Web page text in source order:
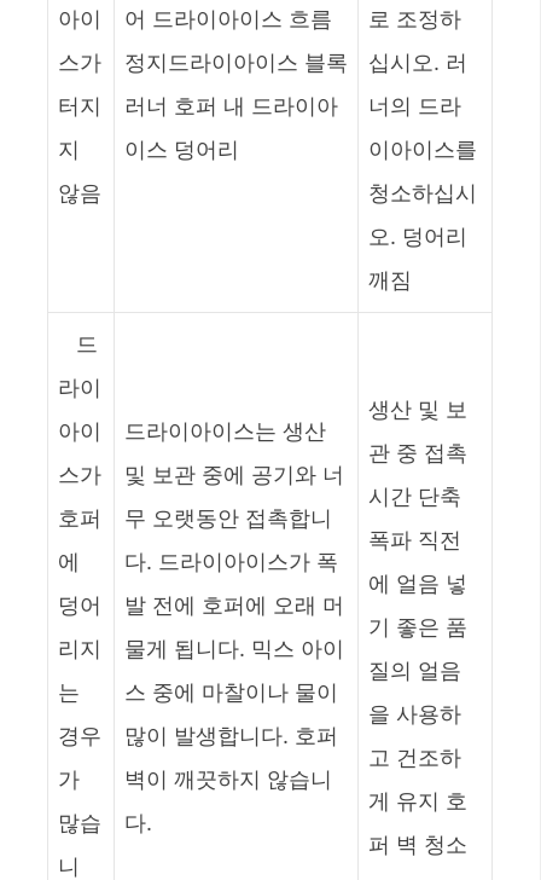
아이
스가
터지
지
않음
어 드라이아이스 흐름
정지드라이아이스 블록
러너 호퍼 내 드라이아
이스 덩어리
로 조정하
십시오. 러
너의 드라
이아이스를
청소하십시
오. 덩어리
깨짐
드
라이
아이
스가
호퍼
에
덩어
리지
는
경우
가
많습
니
드라이아이스는 생산
및 보관 중에 공기와 너
무 오랫동안 접촉합니
다. 드라이아이스가 폭
발 전에 호퍼에 오래 머
물게 됩니다. 믹스 아이
스 중에 마찰이나 물이
많이 발생합니다. 호퍼
벽이 깨끗하지 않습니
다.
생산 및 보
관 중 접촉
시간 단축
폭파 직전
에 얼음 넣
기 좋은 품
질의 얼음
을 사용하
고 건조하
게 유지 호
퍼 벽 청소